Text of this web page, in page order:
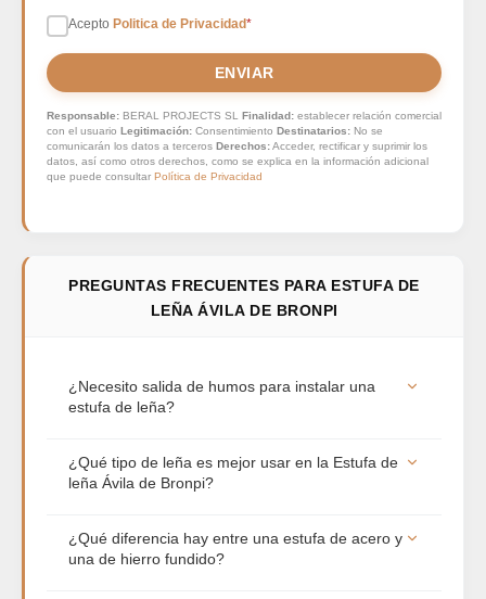
Acepto Politica de Privacidad*
ENVIAR
Responsable: BERAL PROJECTS SL Finalidad: establecer relación comercial
con el usuario Legitimación: Consentimiento Destinatarios: No se
comunicarán los datos a terceros Derechos:Acceder, rectificar y suprimir los
datos, así como otros derechos, como se explica en la información adicional
que puede consultar Política de Privacidad
PREGUNTAS FRECUENTES PARA ESTUFA DE
LEÑA ÁVILA DE BRONPI
¿Necesito salida de humos para instalar una
estufa de leña?
necesita una salida de humos con tubo
homologado que evacue los gases hacia el
Es fundamental para garantizar la seguridad de la
vivienda y lograr un buen tiro que permita una
¿Qué tipo de leña es mejor usar en la Estufa de
leña Ávila de Bronpi?
útil de la estufa, recomendamos usar maderas
¿Qué diferencia hay entre una estufa de acero y
una de hierro fundido?